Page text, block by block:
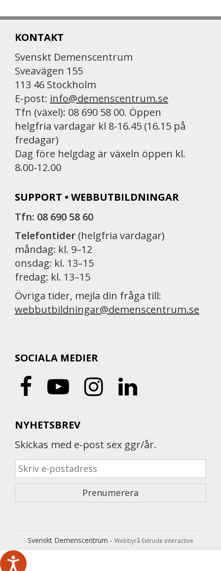
KONTAKT
Svenskt Demenscentrum
Sveavägen 155
113 46 Stockholm
E-post: info@demenscentrum.se
Tfn (växel): 08 690 58 00. Öppen
helgfria vardagar kl 8-16.45 (16.15 på
fredagar)
Dag före helgdag är växeln öppen kl.
8.00-12.00
SUPPORT • WEBBUTBILDNINGAR
Tfn: 08 690 58 60
Telefontider (helgfria vardagar)
måndag: kl. 9–12
onsdag: kl. 13–15
fredag: kl. 13–15
Övriga tider, mejla din fråga till:
webbutbildningar@demenscentrum.se
SOCIALA MEDIER
NYHETSBREV
Skickas med e-post sex ggr/år.
Svenskt Demenscentrum - Webbyrå Extrude interactive